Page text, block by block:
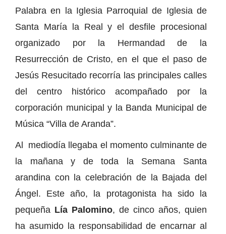
Palabra en la Iglesia Parroquial de Iglesia de
Santa María la Real y el desfile procesional
organizado por la Hermandad de la
Resurrección de Cristo, en el que el paso de
Jesús Resucitado recorría las principales calles
del centro histórico acompañado por la
corporación municipal y la Banda Municipal de
Música “Villa de Aranda”.
Al mediodía llegaba el momento culminante de
la mañana y de toda la Semana Santa
arandina con la celebración de la Bajada del
Ángel. Este año, la protagonista ha sido la
pequeña Lía Palomino, de cinco años, quien
ha asumido la responsabilidad de encarnar al